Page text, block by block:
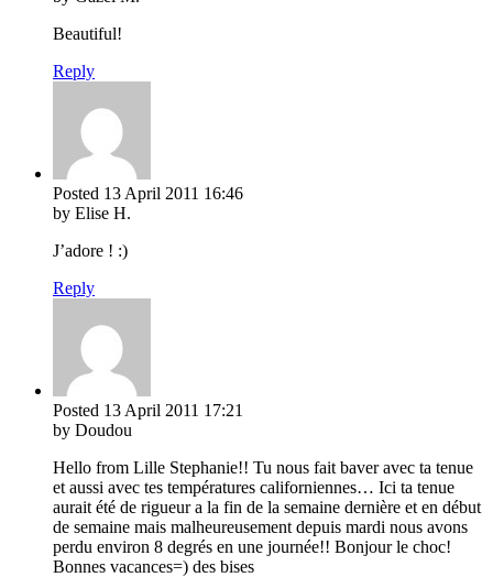
Beautiful!
Reply
Posted 13 April 2011 16:46
by Elise H.
J’adore ! :)
Reply
Posted 13 April 2011 17:21
by Doudou
Hello from Lille Stephanie!! Tu nous fait baver avec ta tenue
et aussi avec tes températures californiennes… Ici ta tenue
aurait été de rigueur a la fin de la semaine dernière et en début
de semaine mais malheureusement depuis mardi nous avons
perdu environ 8 degrés en une journée!! Bonjour le choc!
Bonnes vacances=) des bises